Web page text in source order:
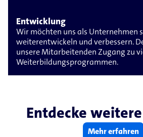
Entwicklung
Wir möchten uns als Unternehmen
weiterentwickeln und verbessern.
unsere Mitarbeitenden Zugang zu
Weiterbildungsprogrammen.
Entdecke
Mehr erfahren